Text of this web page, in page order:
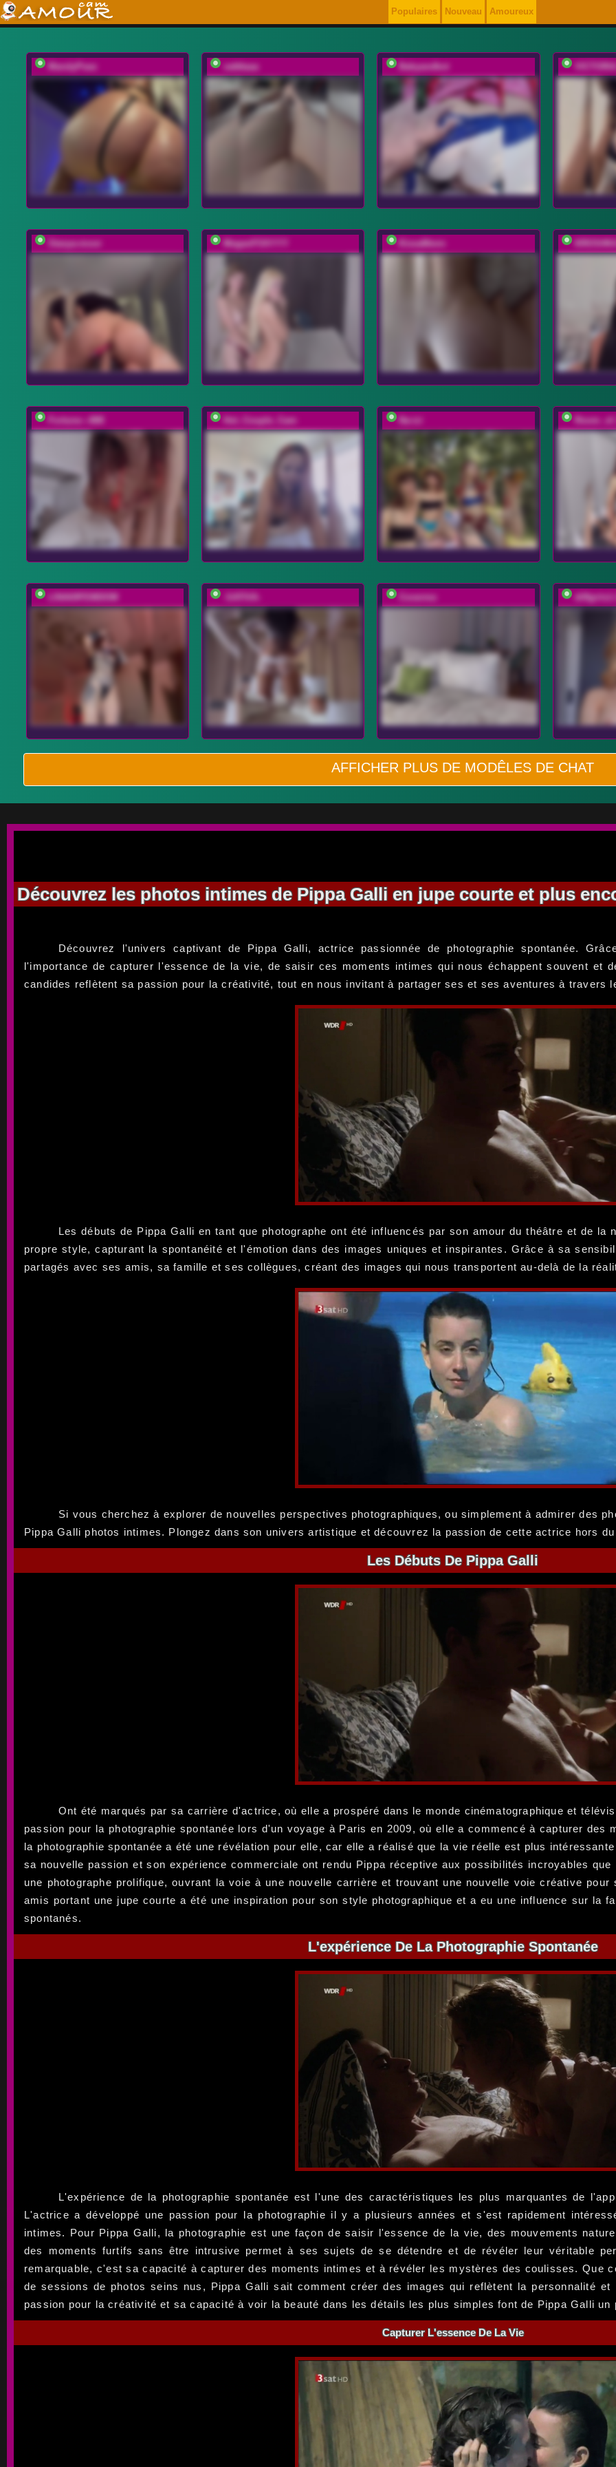
Populaires Nouveau Amoureux
MandyPeas vattttaaa Babyandkot
Stasya-moor MeganFOXYYY KissaMenn
Fortune---888 Hot_Couple_Cam Na-izi
LINA69FEMDOM Coverme
AFFICHER PLUS DE MODÊLES DE CHAT
Découvrez les photos intimes de Pippa Galli en jupe courte et plus
Découvrez l'univers captivant de Pippa Galli, actrice passionnée de photographie spontanée.
l'importance de capturer l'essence de la vie, de saisir ces moments intimes qui nous échappent souvent et
candides reflètent sa passion pour la créativité, tout en nous invitant à partager ses et ses aventures à travers
Les débuts de Pippa Galli en tant que photographe ont été influencés par son amour du théâtre et de la
propre style, capturant la spontanéité et l'émotion dans des images uniques et inspirantes. Grâce à sa
partagés avec ses amis, sa famille et ses collègues, créant des images qui nous transportent au-delà de la
Si vous cherchez à explorer de nouvelles perspectives photographiques, ou simplement à admirer des
Pippa Galli photos intimes. Plongez dans son univers artistique et découvrez la passion de cette actrice hors
Les Débuts De Pippa Galli
Ont été marqués par sa carrière d'actrice, où elle a prospéré dans le monde cinématographique et
passion pour la photographie spontanée lors d'un voyage à Paris en 2009, où elle a commencé à capturer des
la photographie spontanée a été une révélation pour elle, car elle a réalisé que la vie réelle est plus
sa nouvelle passion et son expérience commerciale ont rendu Pippa réceptive aux possibilités incroyables
une photographe prolifique, ouvrant la voie à une nouvelle carrière et trouvant une nouvelle voie créative
amis portant une jupe courte a été une inspiration pour son style photographique et a eu une influence sur la
spontanés.
L'expérience De La Photographie Spontanée
L'expérience de la photographie spontanée est l'une des caractéristiques les plus marquantes de
L'actrice a développé une passion pour la photographie il y a plusieurs années et s'est rapidement
intimes. Pour Pippa Galli, la photographie est une façon de saisir l'essence de la vie, des mouvements
des moments furtifs sans être intrusive permet à ses sujets de se détendre et de révéler leur véritable
remarquable, c'est sa capacité à capturer des moments intimes et à révéler les mystères des coulisses. Que
de sessions de photos seins nus, Pippa Galli sait comment créer des images qui reflètent la personnalité
passion pour la créativité et sa capacité à voir la beauté dans les détails les plus simples font de Pippa Galli un
Capturer L'essence De La Vie